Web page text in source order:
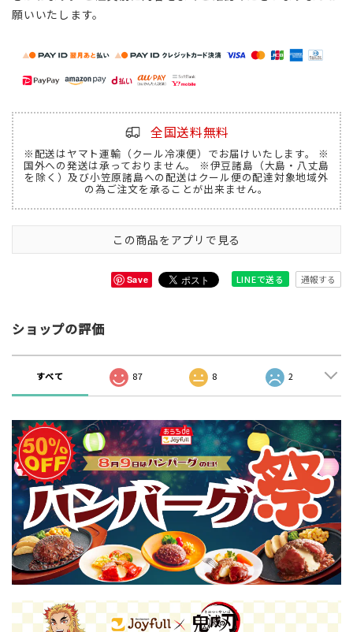
願いいたします。
全国送料無料
※配送はヤマト運輸（クール冷凍便）でお届けいたします。 ※
国外への発送は承っておりません。 ※伊豆諸島（大島・八丈島
を除く）及び小笠原諸島への配送はクール便の配達対象地域外
の為ご注文を承ることが出来ません。
この商品をアプリで見る
Save LINEで送る 通報する
ショップの評価
すべて 87 8 2